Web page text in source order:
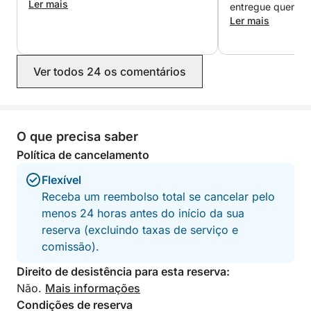
lindo Mar Mediterrâneo.
vraie belle expérience.
Ler mais
entregue quente
constantemente
Ler mais
Ver todos 24 os comentários
O que precisa saber
Política de cancelamento
Flexível
Receba um reembolso total se cancelar pelo
menos 24 horas antes do início da sua
reserva (excluindo taxas de serviço e
comissão).
Direito de desistência para esta reserva:
Não. Mais informações
Condições de reserva